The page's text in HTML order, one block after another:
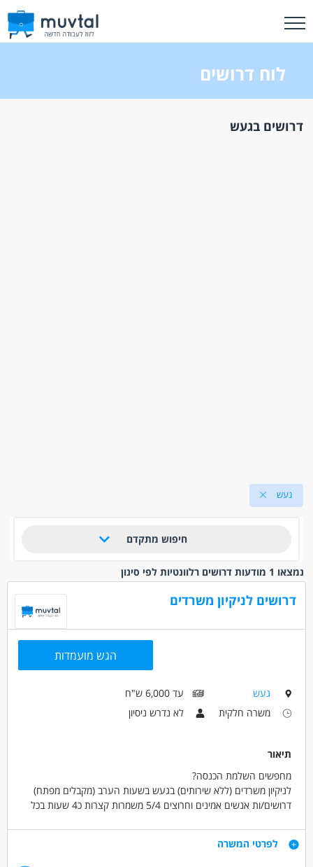
לוח דרושים
דרושים בגעש
געש
חיפוש מתקדם
נמצאו 1 מודעות דרושים רלוונטיות לפי סינון
דרושים לניקיון משרדים
הגש מועמדות
געש
עד 6,000 ש"ח
משרה חלקית
לא נדרש ניסיון
תיאור
מחפשים השלמת הכנסה?
לניקיון משרדים (ללא שירותים) בגעש בשעות הערב (מקבלים מפתח)
דרושים/ות אנשים אמינים וחרוצים 5/4 משמרות קצרות כ4 שעות בכל
שכר הוגן ותנאים סוציאליים מלאים כולל קרן השתלמות למתאימים/ות.
דרישות
לפרטי המשרה